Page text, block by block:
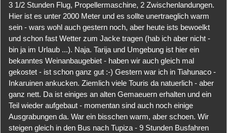
3 1/2 Stunden Flug, Propellermaschine, 2 Zwischenlandungen.
Hier ist es unter 2000 Meter und es sollte unertraeglich warm
sein - wars wohl auch gestern noch, aber heute ists bewoelkt
und schon fast Wetter zum Jacke tragen (hab ich aber nicht -
bin ja im Urlaub ...). Naja. Tarija und Umgebung ist hier ein
bekanntes Weinanbaugebiet - haben wir auch gleich mal
gekostet - ist schon ganz gut :-) Gestern war ich in Tiahunaco -
Inkaruinen ankucken. Ziemlich viele Touris da natuerlich - aber
ganz nett. Da ist einiges an alten Gemaeuern erhalten und ein
Teil wieder aufgebaut - momentan sind auch noch einige
Ausgrabungen da. War ein bisschen warm, aber schoen. Wir
steigen gleich in den Bus nach Tupiza - 9 Stunden Busfahren